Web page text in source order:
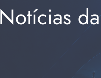
Notícias